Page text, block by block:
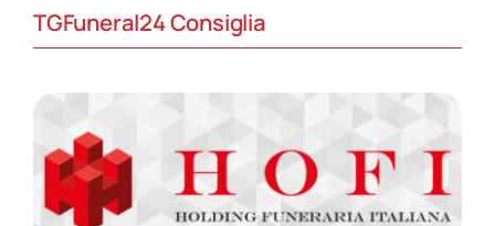
TGFuneral24 Consiglia